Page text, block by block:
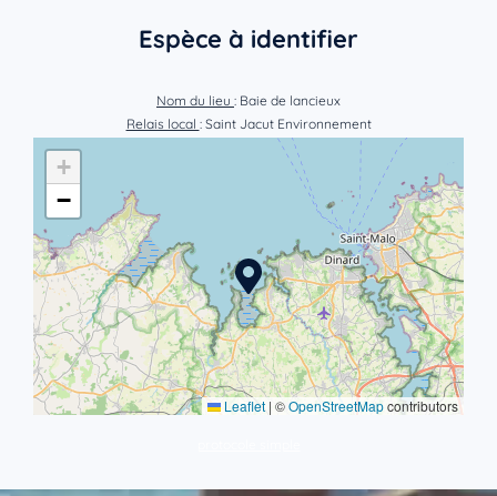
Espèce à identifier
Nom du lieu : Baie de lancieux
Relais local : Saint Jacut Environnement
+
−
Leaflet | ©OpenStreetMapcontributors